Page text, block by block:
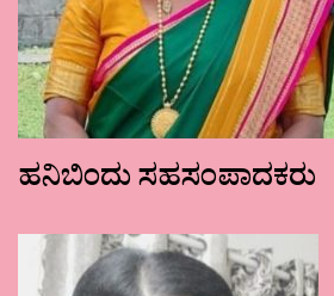
ಹನಿಬಿಂದು ಸಹಸಂಪಾದಕರು